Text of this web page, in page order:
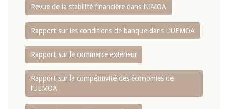
Revue de la stabilité financière dans l‘UMOA
Rapport sur les conditions de banque dans L‘UEMOA
Rapport sur le commerce extérieur
Rapport sur la compétitivité des économies de
l‘UEMOA